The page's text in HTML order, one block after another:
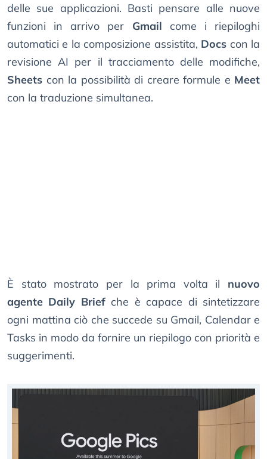
delle sue applicazioni. Basti pensare alle nuove
funzioni in arrivo per Gmail come i riepiloghi
automatici e la composizione assistita, Docs con la
revisione AI per il tracciamento delle modifiche,
Sheets con la possibilità di creare formule e Meet
con la traduzione simultanea.
È stato mostrato per la prima volta il nuovo
agente Daily Briefche è capace di sintetizzare
ogni mattina ciò che succede su Gmail, Calendar e
Tasks in modo da fornire un riepilogo con priorità e
suggerimenti.